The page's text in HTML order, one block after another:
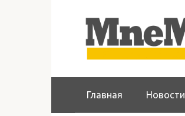
Главная Новости